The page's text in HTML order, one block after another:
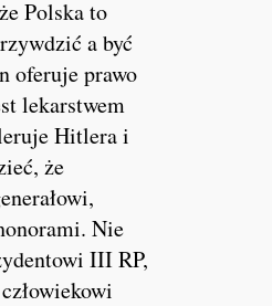
Polska to
a być
oferuje prawo
lekarstwem
Hitlera i
że
Nie
III RP,